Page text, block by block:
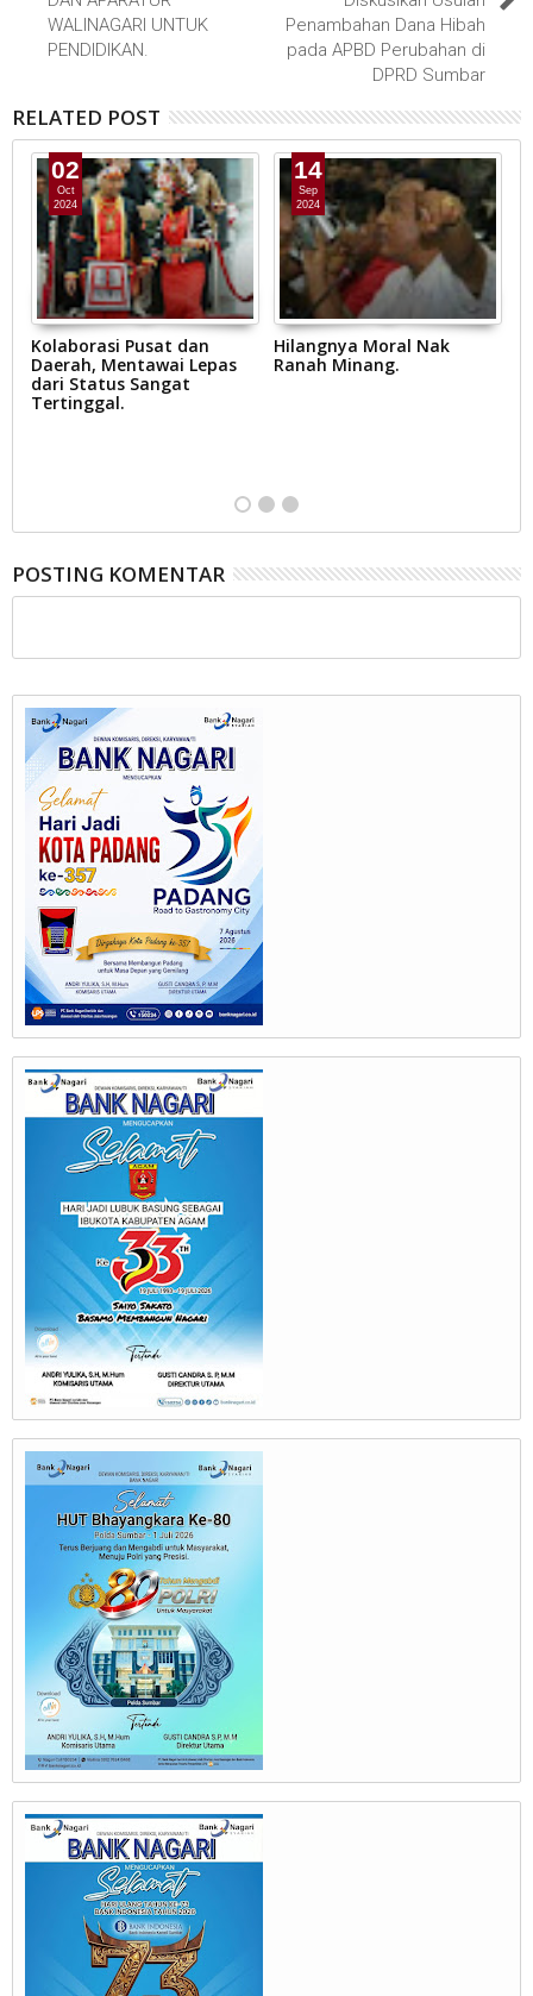
WALINAGARI UNTUK
PENDIDIKAN.
Penambahan Dana Hibah
pada APBD Perubahan di
DPRD Sumbar
RELATED POST
02
Oct
2024
Kolaborasi Pusat dan
Daerah, Mentawai Lepas
dari Status Sangat
Tertinggal.
14
Sep
2024
Hilangnya Moral Nak
Ranah Minang.
POSTING KOMENTAR